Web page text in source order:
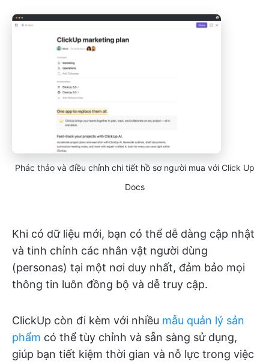
Phác thảo và điều chỉnh chi tiết hồ sơ người mua với Click Up
Docs
Khi có dữ liệu mới, bạn có thể dễ dàng cập nhật
và tinh chỉnh các nhân vật người dùng
(personas) tại một nơi duy nhất, đảm bảo mọi
thông tin luôn đồng bộ và dễ truy cập.
ClickUp còn đi kèm với nhiều mẫu quản lý sản
phẩm có thể tùy chỉnh và sẵn sàng sử dụng,
giúp bạn tiết kiệm thời gian và nỗ lực trong việc